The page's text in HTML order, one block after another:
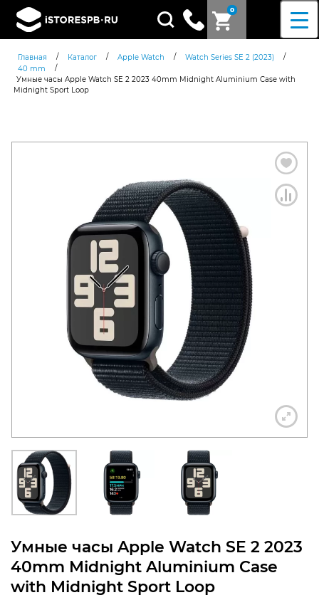
0
Поиск
товаров
Главная / Каталог / Apple Watch / Watch Series SE 2 (2023)
/
40 mm
/
Умные часы Apple Watch SE 2 2023 40mm Midnight Aluminium Case with
Midnight Sport Loop
Умные часы Apple Watch SE 2 2023
40mm Midnight Aluminium Case
with Midnight Sport Loop
Согласен c политикой
конфиденциальности
+7 812 318-40-14
(c 10:00 до 21:00, без
выходных)